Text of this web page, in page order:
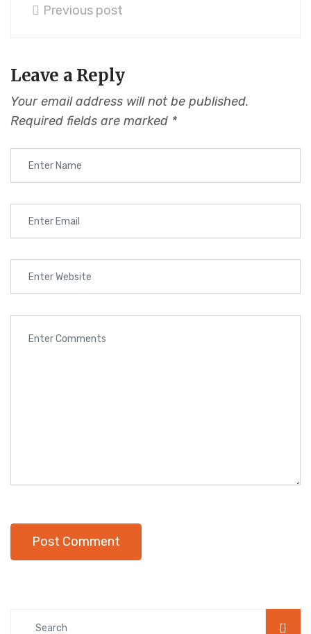
Previous post
Leave a Reply
Your email address will not be published.
Required fields are marked *